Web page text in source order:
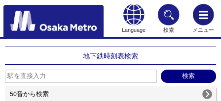
Language 検索 メニュー
もどる
地下鉄時刻表検索
50音から検索